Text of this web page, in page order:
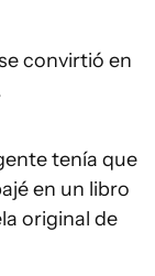
convirtió en
tenía que
en un libro
original de